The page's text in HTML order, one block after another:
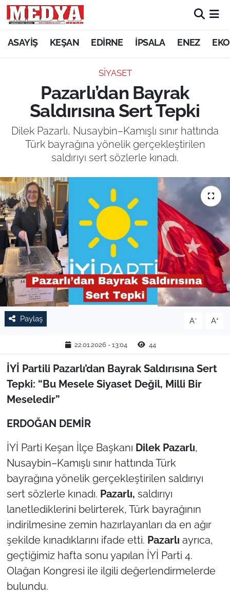
ASAYİŞ KEŞAN EDİRNE İPSALA ENEZ
SİYASET
Pazarlı’dan Bayrak
Saldırısına Sert Tepki
Dilek Pazarlı, Nusaybin–Kamışlı sınır hattında
Türk bayrağına yönelik gerçekleştirilen
saldırıyı sert sözlerle kınadı.
Paylaş A- A+
22.01.2026 - 13:04 44
İYİ Partili Pazarlı’dan Bayrak Saldırısına Sert
Tepki: “Bu Mesele Siyaset Değil, Milli Bir
Meseledir”
ERDOĞAN DEMİR
İYİ Parti Keşan İlçe Başkanı Dilek Pazarlı,
Nusaybin–Kamışlı sınır hattında Türk
bayrağına yönelik gerçekleştirilen saldırıyı
sert sözlerle kınadı. Pazarlı, saldırıyı
lanetlediklerini belirterek, Türk bayrağının
indirilmesine zemin hazırlayanları da en ağır
şekilde kınadıklarını ifade etti. Pazarlı ayrıca,
geçtiğimiz hafta sonu yapılan İYİ Parti 4.
Olağan Kongresi ile ilgili değerlendirmelerde
bulundu.
KEŞAN
ASAYİŞ
SİYASET
GÜNDEM
SAĞLIK
EĞİTİM
TARIM VE HAYVANCILIK
KÜLTÜR SANAT
RESMİ İLAN
SPOR
YAŞAM
EDİRNE
TEKİRDAĞ
ÇANAKKALE
TÜRKİYE
Bölge
Güvenlik
Genel
Politika